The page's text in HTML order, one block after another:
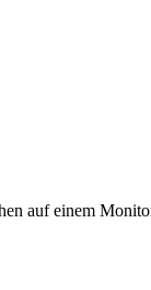
auf einem